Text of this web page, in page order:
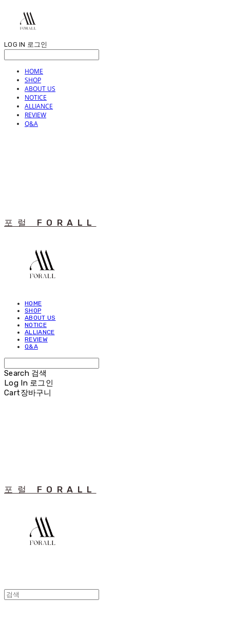
LOG IN 로그인
HOME
SHOP
ABOUT US
NOTICE
ALLIANCE
REVIEW
Q&A
포럴 FORALL
HOME
SHOP
ABOUT US
NOTICE
ALLIANCE
REVIEW
Q&A
Search 검색
Log In 로그인
Cart장바구니
포럴 FORALL